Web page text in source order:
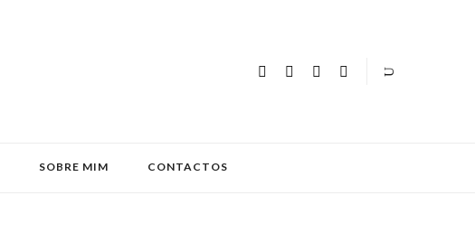
SOBRE MIM CONTACTOS